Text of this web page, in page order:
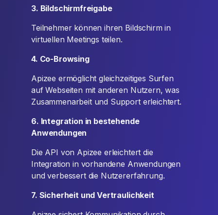
3. Bildschirmfreigabe
Teilnehmer können ihren Bildschirm in
virtuellen Meetings teilen.
4. Co-Browsing
Apizee ermöglicht gleichzeitiges Surfen
auf Webseiten mit anderen Nutzern, was
Zusammenarbeit und Support erleichtert.
6. Integration in bestehende
Anwendungen
Die API von Apizee erleichtert die
Integration in vorhandene Anwendungen
und verbessert die Nutzererfahrung.
7. Sicherheit und Vertraulichkeit